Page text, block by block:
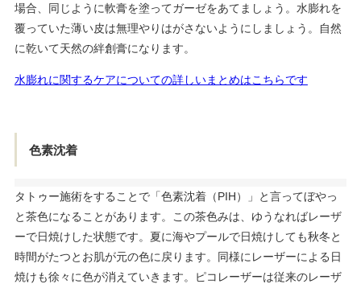
場合、同じように軟膏を塗ってガーゼをあてましょう。水膨れを
覆っていた薄い皮は無理やりはがさないようにしましょう。自然
に乾いて天然の絆創膏になります。
水膨れに関するケアについての詳しいまとめはこちらです
色素沈着
タトゥー施術をすることで「色素沈着（PIH）」と言ってぼやっ
と茶色になることがあります。この茶色みは、ゆうなればレーザ
ーで日焼けした状態です。夏に海やプールで日焼けしても秋冬と
時間がたつとお肌が元の色に戻ります。同様にレーザーによる日
焼けも徐々に色が消えていきます。ピコレーザーは従来のレーザ